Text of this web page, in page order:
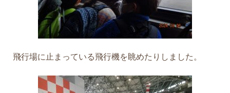
飛行場に止まっている飛行機を眺めたりしました。